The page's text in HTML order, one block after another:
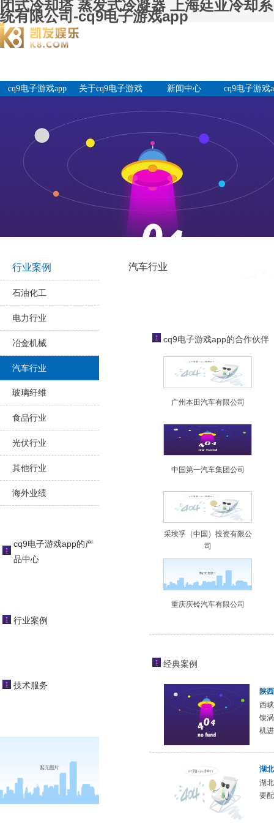
闭式冷却塔 蒸发式冷凝器 上海廷亚冷却系
统有限公司-cq9电子游戏app
cq9电子游戏app
关于cq9电子游戏
新闻中心
cq9电子游戏
行业案例
石油化工
电力行业
冶金机械
汽车行业
玻璃纤维
食品行业
光伏行业
其他行业
海外业绩
cq9电子游戏app的产
品中心
行业案例
技术服务
汽车行业
cq9电子游戏app的合作伙伴
广州本田汽车有限公司
中国第一汽车集团公司
采埃孚（中国）投资有限公
司
重庆庆铃汽车有限公司
经典案例
陕
西
镍
机
湖
湖
要